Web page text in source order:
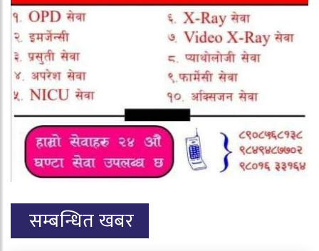
सम्बन्धित खबर